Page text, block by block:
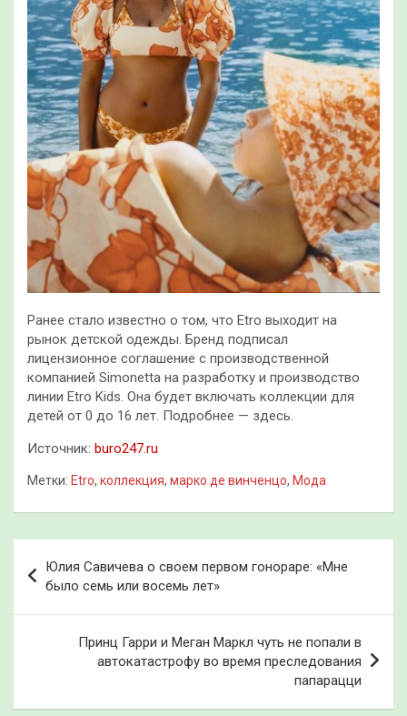
Ранее стало известно о том, что Etro выходит на
рынок детской одежды. Бренд подписал
лицензионное соглашение с производственной
компанией Simonetta на разработку и производство
линии Etro Kids. Она будет включать коллекции для
детей от 0 до 16 лет. Подробнее — здесь.
Источник: buro247.ru
Метки: Etro, коллекция, марко де винченцо, Мода
по
записям
Юлия Савичева о своем первом гонораре: «Мне
было семь или восемь лет»
Принц Гарри и Меган Маркл чуть не попали в
автокатастрофу во время преследования
папарацци